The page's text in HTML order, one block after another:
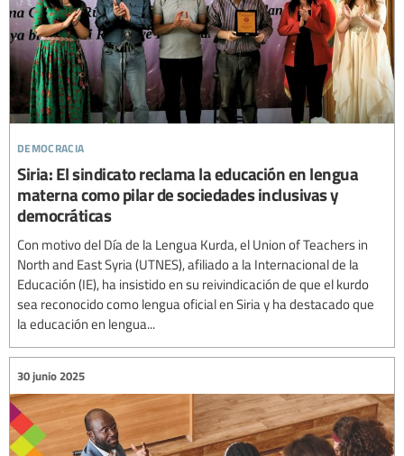
democracia
Siria: El sindicato reclama la educación en lengua
materna como pilar de sociedades inclusivas y
democráticas
Con motivo del Día de la Lengua Kurda, el Union of Teachers in
North and East Syria (UTNES), afiliado a la Internacional de la
Educación (IE), ha insistido en su reivindicación de que el kurdo
sea reconocido como lengua oficial en Siria y ha destacado que
la educación en lengua...
30 junio 2025